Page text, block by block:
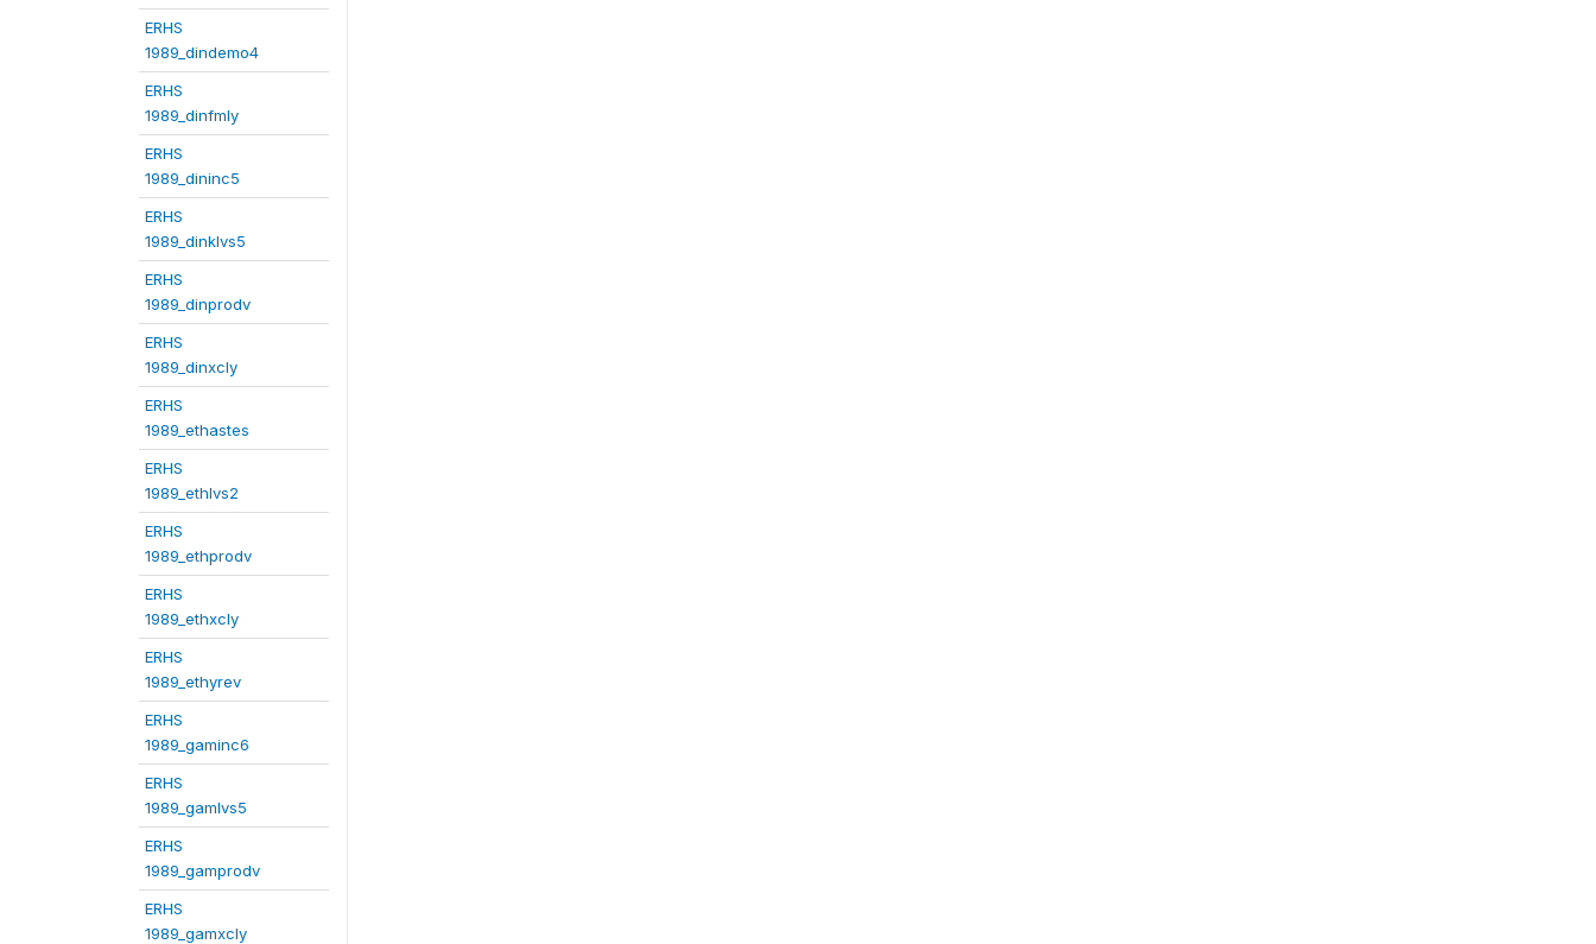
ERHS
1989_dindemo4
ERHS
1989_dinfmly
ERHS
1989_dininc5
ERHS
1989_dinklvs5
ERHS
1989_dinprodv
ERHS
1989_dinxcly
ERHS
1989_ethastes
ERHS
1989_ethlvs2
ERHS
1989_ethprodv
ERHS
1989_ethxcly
ERHS
1989_ethyrev
ERHS
1989_gaminc6
ERHS
1989_gamlvs5
ERHS
1989_gamprodv
ERHS
1989_gamxcly